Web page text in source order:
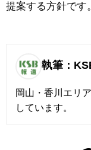
提案する方針です。
執筆：
岡山・香川エリ
しています。